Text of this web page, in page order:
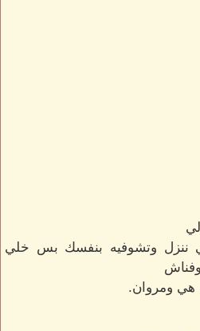
ننزل وتشوفيه بنفسك بس خلي
هي ومروان.